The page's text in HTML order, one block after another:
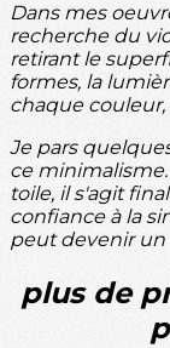
Dans mes
recherche du
retirant le
formes, la
chaque couleur,
Je pars
ce
toile, il s'agit
confiance à la
peut devenir un
plus de